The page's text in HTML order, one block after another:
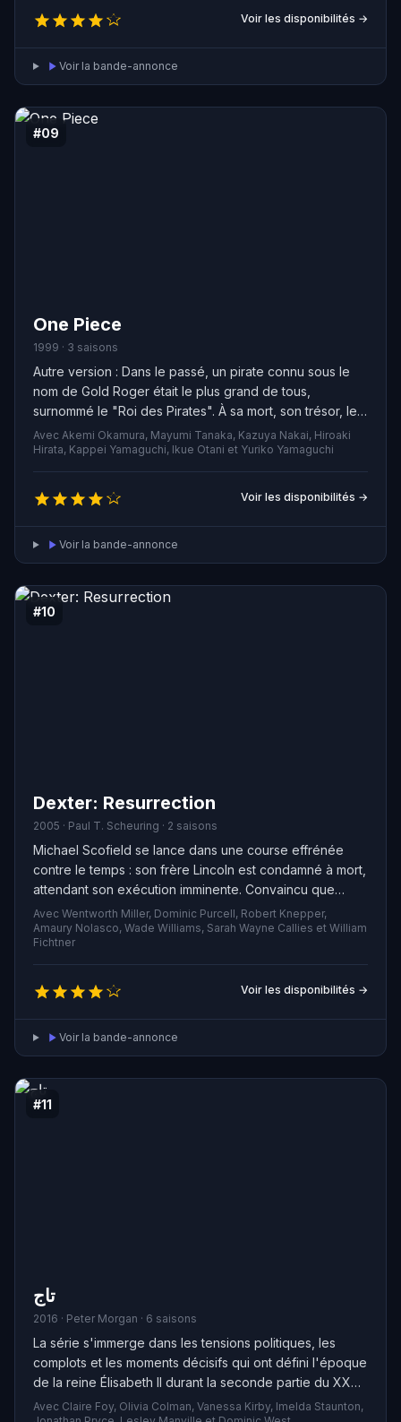
reproduction.
Voir les disponibilités →
Voir la bande-annonce
#09
One Piece
1999 · 3 saisons
Autre version : Dans le passé, un pirate connu sous le
nom de Gold Roger était le plus grand de tous,
surnommé le "Roi des Pirates". À sa mort, son trésor, le
"One Piece", d'une valeur inestimable, a été caché sur
la "Grand Line". De nombreux pirates ont essayé de le
trouver, mais sont tous morts avant de l'atteindre.
Monkey D. Luffy a pour ambition de découvrir ce trésor
et devenir le nouveau "Roi des Pirates". Après avoir
mangé un fruit du démon, il a acquis des pouvoirs qui
l'aideront dans sa quête. Il doit cependant former un
équipage pour partir à l'aventure !
Avec Akemi Okamura, Mayumi Tanaka, Kazuya Nakai, Hiroaki
Hirata, Kappei Yamaguchi, Ikue Otani et Yuriko Yamaguchi
Voir les disponibilités →
Voir la bande-annonce
#10
Dexter: Resurrection
2005 · Paul T. Scheuring · 2 saisons
Michael Scofield se lance dans une course effrénée
contre le temps : son frère Lincoln est condamné à mort,
attendant son exécution imminente. Convaincu que
Lincoln est innocent mais démuni face au peu de
recours disponibles, Michael choisit de se faire
emprisonner volontairement à Fox River, dans le but de
planifier leur fuite de cette prison de haute sécurité.
Avec Wentworth Miller, Dominic Purcell, Robert Knepper,
Amaury Nolasco, Wade Williams, Sarah Wayne Callies et William
Fichtner
Voir les disponibilités →
Voir la bande-annonce
#11
تاج
2016 · Peter Morgan · 6 saisons
La série s'immerge dans les tensions politiques, les
complots et les moments décisifs qui ont défini l'époque
de la reine Élisabeth II durant la seconde partie du XXe
siècle.
Avec Claire Foy, Olivia Colman, Vanessa Kirby, Imelda Staunton,